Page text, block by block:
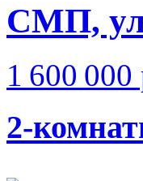
СМП,
1 600 000
2-